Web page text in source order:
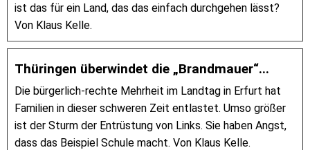
ist das für ein Land, das das einfach durchgehen lässt?
Von Klaus Kelle.
Thüringen überwindet die „Brandmauer“...
Die bürgerlich-rechte Mehrheit im Landtag in Erfurt hat
Familien in dieser schweren Zeit entlastet. Umso größer
ist der Sturm der Entrüstung von Links. Sie haben Angst,
dass das Beispiel Schule macht. Von Klaus Kelle.